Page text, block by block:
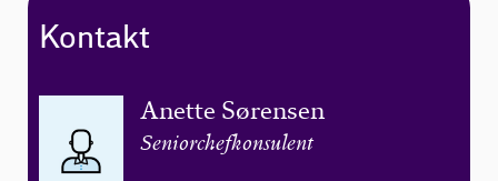
Kontakt
Anette Sørensen
Seniorchefkonsulent